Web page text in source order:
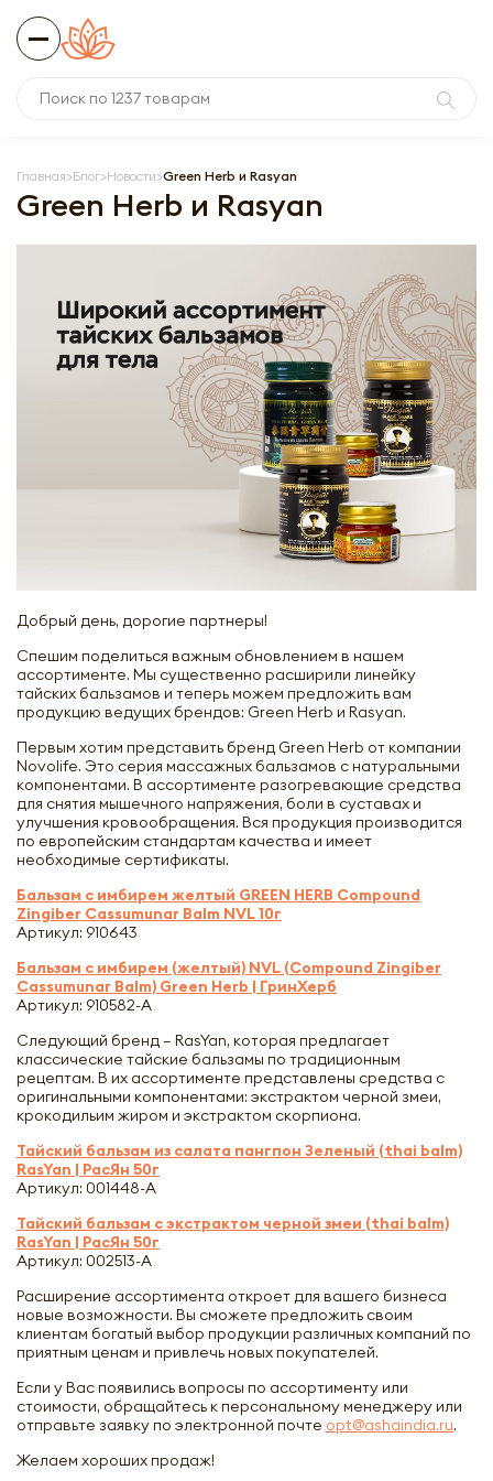
Главная Блог Новости Green Herb и Rasyan
Green Herb и Rasyan
Добрый день, дорогие партнеры!
Спешим поделиться важным обновлением в нашем
ассортименте. Мы существенно расширили линейку
тайских бальзамов и теперь можем предложить вам
продукцию ведущих брендов: Green Herb и Rasyan.
Первым хотим представить бренд Green Herb от компании
Novolife. Это серия массажных бальзамов с натуральными
компонентами. В ассортименте разогревающие средства
для снятия мышечного напряжения, боли в суставах и
улучшения кровообращения. Вся продукция производится
по европейским стандартам качества и имеет
необходимые сертификаты.
Бальзам с имбирем желтый GREEN HERB Compound
Zingiber Cassumunar Balm NVL 10г
Артикул: 910643
Бальзам с имбирем (желтый) NVL (Compound Zingiber
Cassumunar Balm) Green Herb | ГринХерб
Артикул: 910582-A
Следующий бренд – RasYan, которая предлагает
классические тайские бальзамы по традиционным
рецептам. В их ассортименте представлены средства с
оригинальными компонентами: экстрактом черной змеи,
крокодильим жиром и экстрактом скорпиона.
Тайский бальзам из салата пангпон Зеленый (thai balm)
RasYan | РасЯн 50г
Артикул: 001448-A
Тайский бальзам с экстрактом черной змеи (thai balm)
RasYan | РасЯн 50г
Артикул: 002513-A
Расширение ассортимента откроет для вашего бизнеса
новые возможности. Вы сможете предложить своим
клиентам богатый выбор продукции различных компаний по
приятным ценам и привлечь новых покупателей.
Если у Вас появились вопросы по ассортименту или
стоимости, обращайтесь к персональному менеджеру или
отправьте заявку по электронной почте opt@ashaindia.ru.
Желаем хороших продаж!